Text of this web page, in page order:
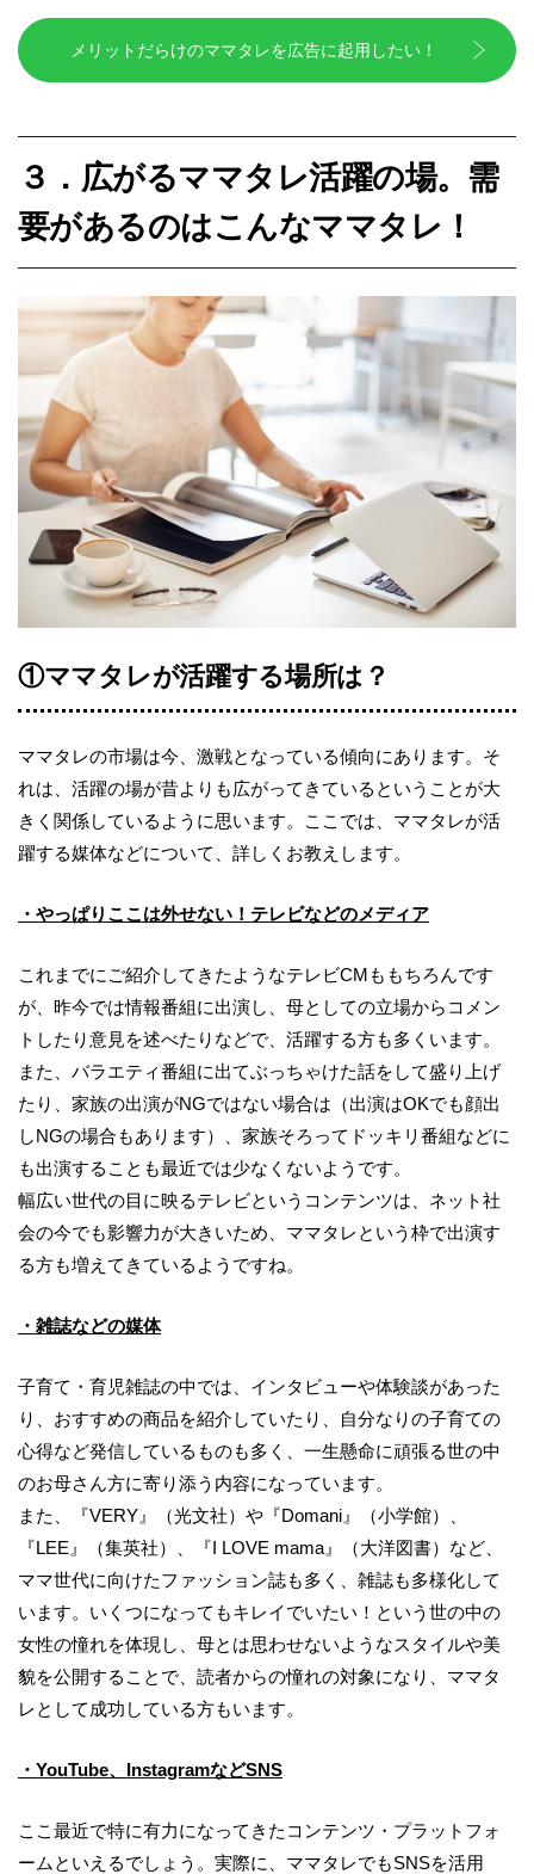
メリットだらけのママタレを広告に起用したい！
３．広がるママタレ活躍の場。需
要があるのはこんなママタレ！
①ママタレが活躍する場所は？
ママタレの市場は今、激戦となっている傾向にあります。そ
れは、活躍の場が昔よりも広がってきているということが大
きく関係しているように思います。ここでは、ママタレが活
躍する媒体などについて、詳しくお教えします。
・やっぱりここは外せない！テレビなどのメディア
これまでにご紹介してきたようなテレビCMももちろんです
が、昨今では情報番組に出演し、母としての立場からコメン
トしたり意見を述べたりなどで、活躍する方も多くいます。
また、バラエティ番組に出てぶっちゃけた話をして盛り上げ
たり、家族の出演がNGではない場合は（出演はOKでも顔出
しNGの場合もあります）、家族そろってドッキリ番組などに
も出演することも最近では少なくないようです。
幅広い世代の目に映るテレビというコンテンツは、ネット社
会の今でも影響力が大きいため、ママタレという枠で出演す
る方も増えてきているようですね。
・雑誌などの媒体
子育て・育児雑誌の中では、インタビューや体験談があった
り、おすすめの商品を紹介していたり、自分なりの子育ての
心得など発信しているものも多く、一生懸命に頑張る世の中
のお母さん方に寄り添う内容になっています。
また、『VERY』（光文社）や『Domani』（小学館）、
『LEE』（集英社）、『I LOVE mama』（大洋図書）など、
ママ世代に向けたファッション誌も多く、雑誌も多様化して
います。いくつになってもキレイでいたい！という世の中の
女性の憧れを体現し、母とは思わせないようなスタイルや美
貌を公開することで、読者からの憧れの対象になり、ママタ
レとして成功している方もいます。
・YouTube、InstagramなどSNS
ここ最近で特に有力になってきたコンテンツ・プラットフォ
ームといえるでしょう。実際に、ママタレでもSNSを活用